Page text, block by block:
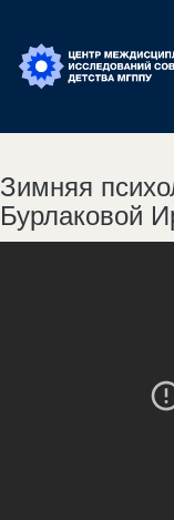
Зимняя
Бурлаковой